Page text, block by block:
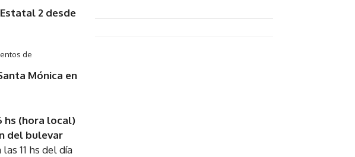
2 desde
de
Mónica en
hs (hora local)
del bulevar
11 hs del día